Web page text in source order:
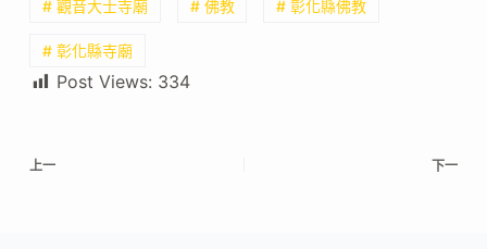
# 觀音大士寺廟 # 佛教 # 彰化縣佛教
# 彰化縣寺廟
Post Views: 334
上一 下一